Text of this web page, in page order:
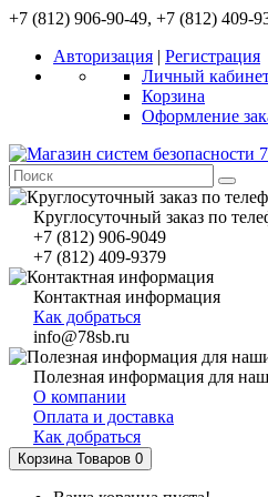
+7 (812) 906-90-49, +7 (812) 409-
Авторизация | Регистрация
Личный
Корзина
Оформление
Круглосуточный заказ по
+7 (812) 906-9049
+7 (812) 409-9379
Контактная информация
Как добраться
info@78sb.ru
Полезная информация для
О компании
Оплата и доставка
Как добраться
Корзина Товаров 0